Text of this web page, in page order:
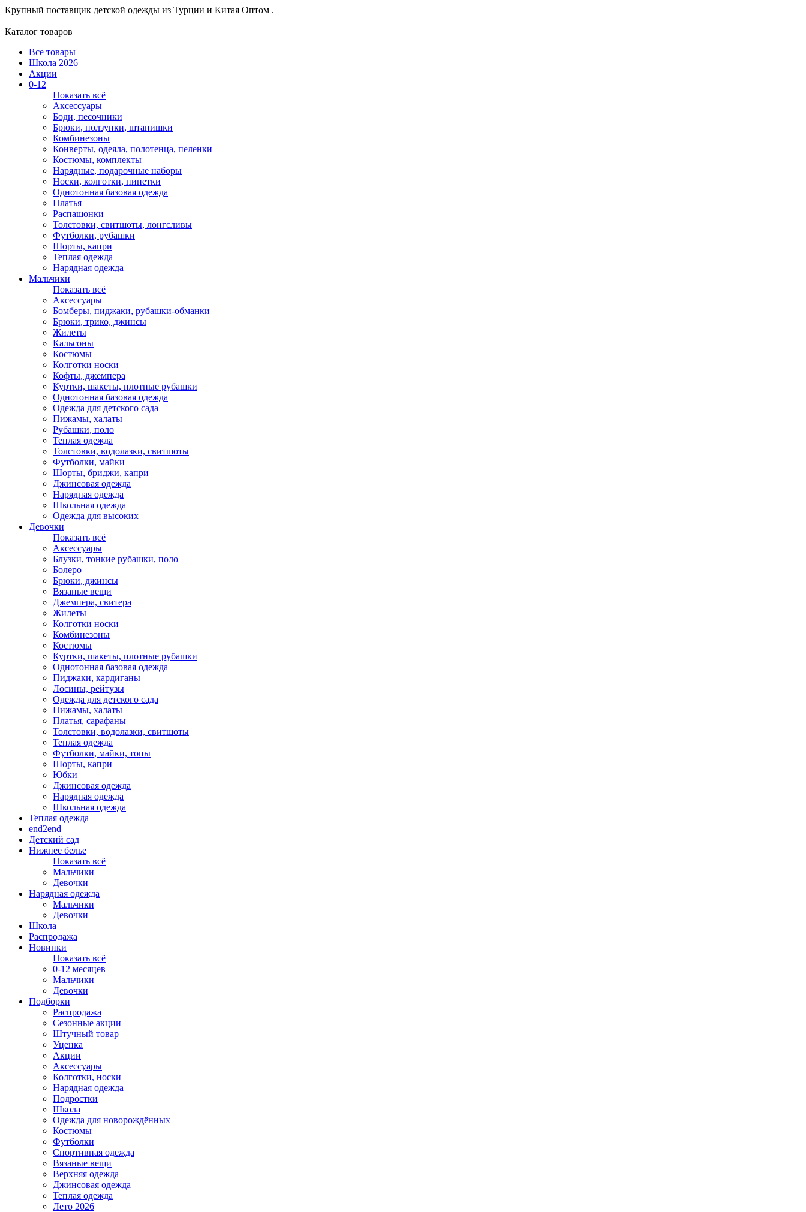
Крупный поставщик детской одежды из Турции и Китая Оптом .
Каталог товаров
Все товары
Школа 2026
Акции
0-12
Показать всё
Аксессуары
Боди, песочники
Брюки, ползунки, штанишки
Комбинезоны
Конверты, одеяла, полотенца, пеленки
Костюмы, комплекты
Нарядные, подарочные наборы
Носки, колготки, пинетки
Однотонная базовая одежда
Платья
Распашонки
Толстовки, свитшоты, лонгсливы
Футболки, рубашки
Шорты, капри
Теплая одежда
Нарядная одежда
Мальчики
Показать всё
Аксессуары
Бомберы, пиджаки, рубашки-обманки
Брюки, трико, джинсы
Жилеты
Кальсоны
Костюмы
Колготки носки
Кофты, джемпера
Куртки, шакеты, плотные рубашки
Однотонная базовая одежда
Одежда для детского сада
Пижамы, халаты
Рубашки, поло
Теплая одежда
Толстовки, водолазки, свитшоты
Футболки, майки
Шорты, бриджи, капри
Джинсовая одежда
Нарядная одежда
Школьная одежда
Одежда для высоких
Девочки
Показать всё
Аксессуары
Блузки, тонкие рубашки, поло
Болеро
Брюки, джинсы
Вязаные вещи
Джемпера, свитера
Жилеты
Колготки носки
Комбинезоны
Костюмы
Куртки, шакеты, плотные рубашки
Однотонная базовая одежда
Пиджаки, кардиганы
Лосины, рейтузы
Одежда для детского сада
Пижамы, халаты
Платья, сарафаны
Толстовки, водолазки, свитшоты
Теплая одежда
Футболки, майки, топы
Шорты, капри
Юбки
Джинсовая одежда
Нарядная одежда
Школьная одежда
Теплая одежда
end2end
Детский сад
Нижнее белье
Показать всё
Мальчики
Девочки
Нарядная одежда
Мальчики
Девочки
Школа
Распродажа
Новинки
Показать всё
0-12 месяцев
Мальчики
Девочки
Подборки
Распродажа
Сезонные акции
Штучный товар
Уценка
Акции
Аксессуары
Колготки, носки
Нарядная одежда
Подростки
Школа
Одежда для новорождённых
Костюмы
Футболки
Спортивная одежда
Вязаные вещи
Верхняя одежда
Джинсовая одежда
Теплая одежда
Лето 2026